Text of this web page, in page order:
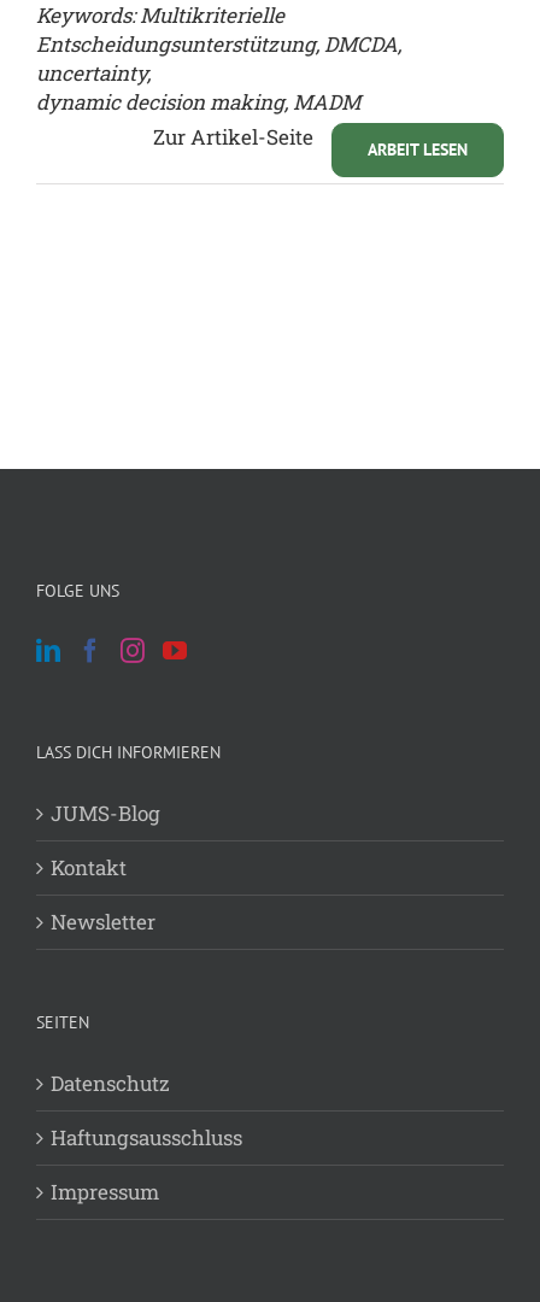
Keywords: Multikriterielle
Entscheidungsunterstützung, DMCDA,
uncertainty,
dynamic decision making, MADM
ARBEIT LESEN
Zur Artikel-Seite
FOLGE UNS
LASS DICH INFORMIEREN
JUMS-Blog
Kontakt
Newsletter
SEITEN
Datenschutz
Haftungsausschluss
Impressum